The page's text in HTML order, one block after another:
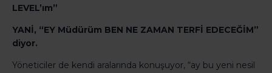
LEVEL’ım”
YANİ, “EY Müdürüm BEN NE ZAMAN TERFİ EDECEĞİM”
diyor.
Yöneticiler de kendi aralarında konuşuyor, “ay bu yeni nesil